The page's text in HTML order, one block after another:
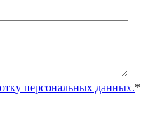
персональных данных.*